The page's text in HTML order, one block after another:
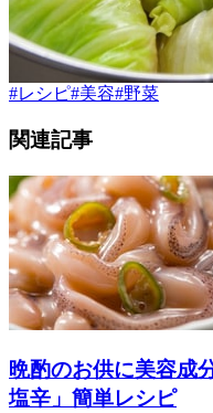
#レシピ#美容#野菜
関連記事
晩酌のお供に美容成
塩辛」簡単レシピ